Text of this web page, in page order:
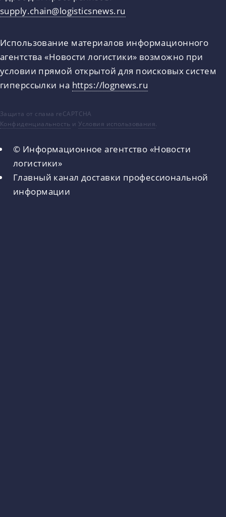
supply.chain@logisticsnews.ru
Использование материалов информационного
агентства «Новости логистики» возможно при
условии прямой открытой для поисковых систем
гиперссылки на https://lognews.ru
Защита от спама reCAPTCHA
Конфиденциальность иУсловия использования.
© Информационное агентство «Новости
логистики»
Главный канал доставки профессиональной
информации